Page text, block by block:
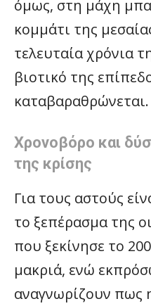
όμως, στη μάχη
κομμάτι της
τελευταία χρόνια
βιοτικό της
καταβαραθρώνεται.
Χρονοβόρο και
της κρίσης
Για τους αστούς
το ξεπέρασμα της
που ξεκίνησε το
μακριά, ενώ
αναγνωρίζουν πως